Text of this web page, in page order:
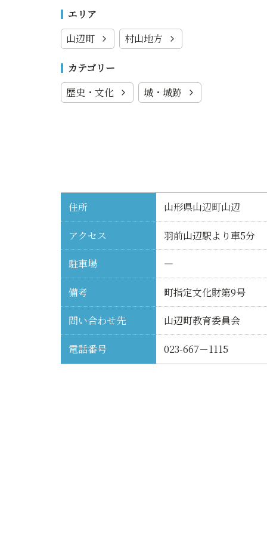
エリア
山辺町
村山地方
カテゴリー
歴史・文化
城・城跡
住所 山形県山辺町山辺
アクセス 羽前山辺駅より車5分
駐車場 ―
備考 町指定文化財第9号
問い合わせ先 山辺町教育委員会
電話番号 023-667－1115